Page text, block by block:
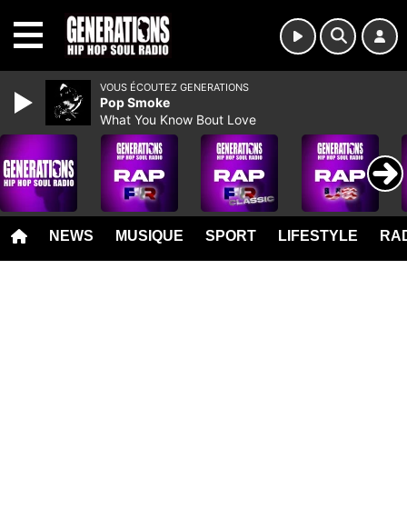
NEWS MUSIQUE SPORT LIFESTYLE
VOUS ÉCOUTEZ GENERATIONS
Pop Smoke
What You Know Bout Love